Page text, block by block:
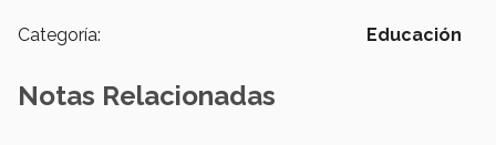
Categoría: Educación
Notas Relacionadas